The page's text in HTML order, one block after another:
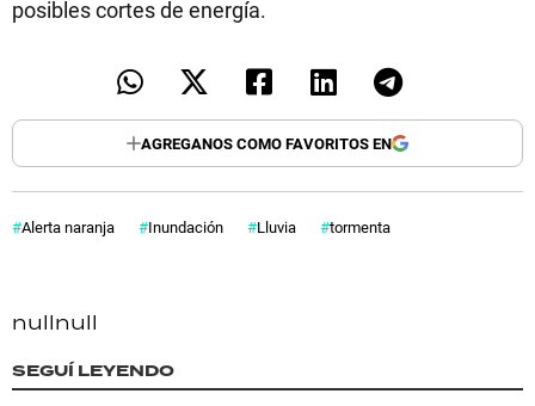
posibles cortes de energía.
AGREGANOS COMO FAVORITOS EN
Alerta naranja Inundación Lluvia tormenta
nullnull
SEGUÍ LEYENDO